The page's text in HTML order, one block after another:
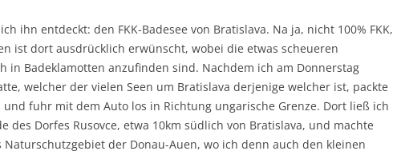
ihn entdeckt: den FKK-Badesee von Bratislava. Na ja, nicht 100% FKK,
ist dort ausdrücklich erwünscht, wobei die etwas scheueren
in Badeklamotten anzufinden sind. Nachdem ich am Donnerstag
welcher der vielen Seen um Bratislava derjenige welcher ist, packte
und fuhr mit dem Auto los in Richtung ungarische Grenze. Dort ließ ich
des Dorfes Rusovce, etwa 10km südlich von Bratislava, und machte
Naturschutzgebiet der Donau-Auen, wo ich denn auch den kleinen